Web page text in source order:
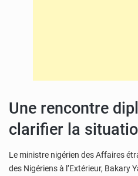
Une rencontre
clarifier la
Le ministre nigérien des Affaires
des Nigériens à l’Extérieur, Bakary